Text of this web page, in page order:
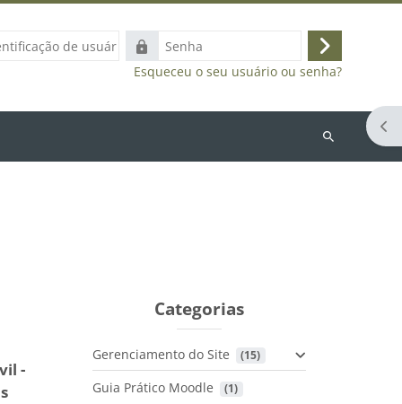
Senha
Acessar
Esqueceu o seu usuário ou senha?
Buscar
-
Categorias
Gerenciamento do Site (15)
Guia Prático Moodle (1)